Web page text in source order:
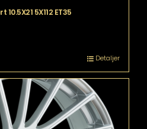
5X112 ET35
Detaljer